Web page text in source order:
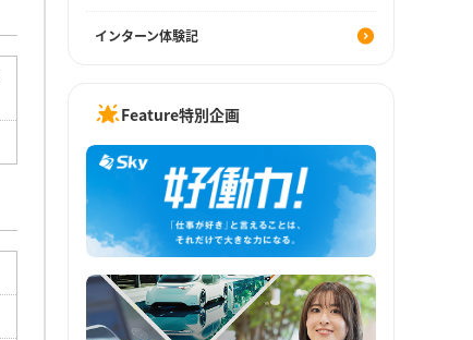
インターン体験記
Feature特別企画